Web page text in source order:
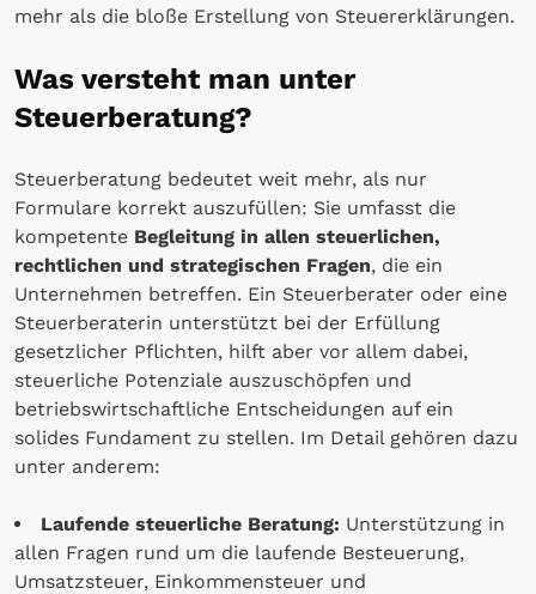
mehr als die bloße Erstellung von Steuererklärungen.
Was versteht man unter
Steuerberatung?
Steuerberatung bedeutet weit mehr, als nur
Formulare korrekt auszufüllen: Sie umfasst die
kompetente Begleitung in allen steuerlichen,
rechtlichen und strategischen Fragen, die ein
Unternehmen betreffen. Ein Steuerberater oder eine
Steuerberaterin unterstützt bei der Erfüllung
gesetzlicher Pflichten, hilft aber vor allem dabei,
steuerliche Potenziale auszuschöpfen und
betriebswirtschaftliche Entscheidungen auf ein
solides Fundament zu stellen. Im Detail gehören dazu
unter anderem:
Laufende steuerliche Beratung: Unterstützung in
allen Fragen rund um die laufende Besteuerung,
Umsatzsteuer, Einkommensteuer und